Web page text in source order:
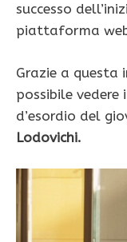
successo
piattaforma
Grazie a questa
possibile
d’esordio del
Lodovichi.